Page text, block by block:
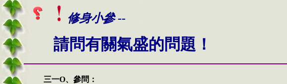
修身小參 --
請問有關氣盛的問題！
三一O、 參問：